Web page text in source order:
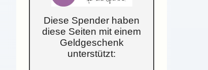
Diese Spender haben
diese Seiten mit einem
Geldgeschenk
unterstützt: